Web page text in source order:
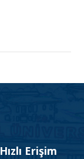
Hızlı Erişim